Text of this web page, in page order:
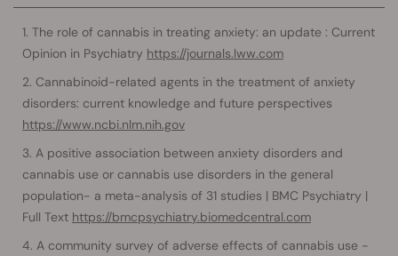
The role of cannabis in treating anxiety: an update : Current
Opinion in Psychiatry https://journals.lww.com
Cannabinoid-related agents in the treatment of anxiety
disorders: current knowledge and future perspectives
https://www.ncbi.nlm.nih.gov
A positive association between anxiety disorders and
cannabis use or cannabis use disorders in the general
population- a meta-analysis of 31 studies | BMC Psychiatry |
Full Text https://bmcpsychiatry.biomedcentral.com
A community survey of adverse effects of cannabis use -